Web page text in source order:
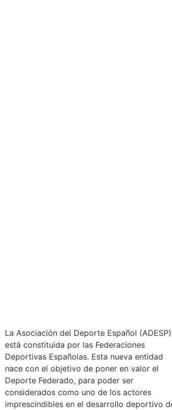
La Asociación del Deporte Español (ADESP)
está constituida por las Federaciones
Deportivas Españolas. Esta nueva entidad
nace con el objetivo de poner en valor el
Deporte Federado, para poder ser
considerados como uno de los actores
imprescindibles en el desarrollo deportivo